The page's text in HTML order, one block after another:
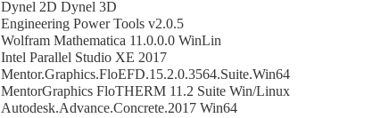
Dynel 2D Dynel 3D
Engineering Power Tools v2.0.5
Wolfram Mathematica 11.0.0.0 WinLin
Intel Parallel Studio XE 2017
Mentor.Graphics.FloEFD.15.2.0.3564.Suite.Win64
MentorGraphics FloTHERM 11.2 Suite Win/Linux
Autodesk.Advance.Concrete.2017 Win64